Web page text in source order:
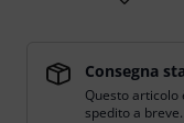
Consegna
Questo articolo
spedito a breve.